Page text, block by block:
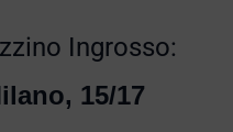
Ingrosso:
15/17